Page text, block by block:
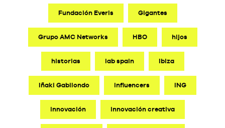
Fundación Everis Gigantes
Grupo AMC Networks HBO hijos
historias iab spain Ibiza
Iñaki Gabilondo influencers ING
innovación innovación creativa